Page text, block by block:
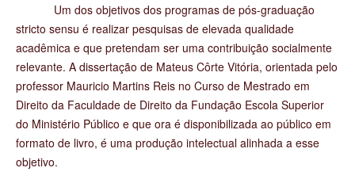
Um dos objetivos dos programas de pós-graduação
stricto sensu é realizar pesquisas de elevada qualidade
acadêmica e que pretendam ser uma contribuição socialmente
relevante. A dissertação de Mateus Côrte Vitória, orientada pelo
professor Mauricio Martins Reis no Curso de Mestrado em
Direito da Faculdade de Direito da Fundação Escola Superior
do Ministério Público e que ora é disponibilizada ao público em
formato de livro, é uma produção intelectual alinhada a esse
objetivo.